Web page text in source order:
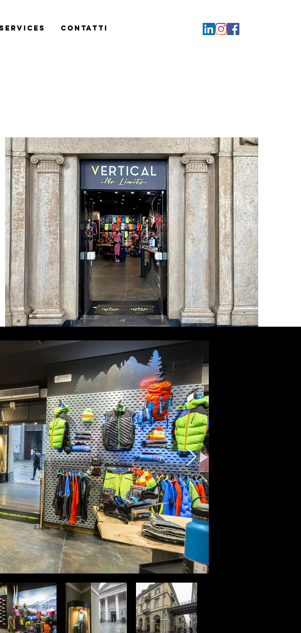
Contatti
cuneo
Vertical store
Nella via principale di Cuneo, di fronte al Duomo, il nostro
punto vendita è rivenditore specializzato di brand
specializzati nell'ambito dell' abbigliamento tecnico e degli
accessori per lo sport outdoor e indoor.